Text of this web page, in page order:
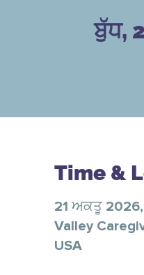
ਬੁੱਧ,
Time &
21 ਅਕਤੂ 2026,
Valley
USA